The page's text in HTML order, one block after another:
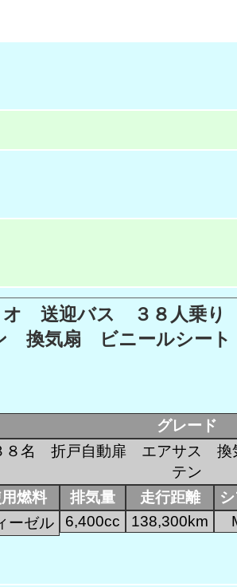
送迎バス ３８人乗り
換気扇 ビニールシー
グレード
８名 折戸自動扉 エアサス
テン
燃料
ーゼル
排気量
6,400cc
走行距離
138,300km